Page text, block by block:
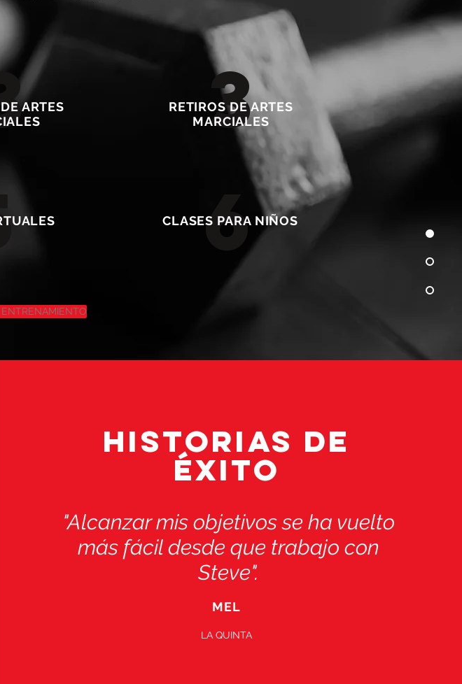
ARTES
3
RETIROS DE ARTES
MARCIALES
6
CLASES PARA NIÑOS
HISTORIAS DE
ÉXITO
"Alcanzar mis objetivos se ha vuelto
más fácil desde que trabajo con
Steve".
MEL
LA QUINTA